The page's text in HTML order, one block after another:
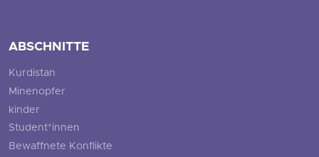
ABSCHNITTE
Kurdistan
Minenopfer
kinder
Student*innen
Bewaffnete Konflikte